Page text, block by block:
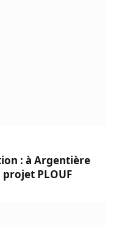
: à Argentière
PLOUF